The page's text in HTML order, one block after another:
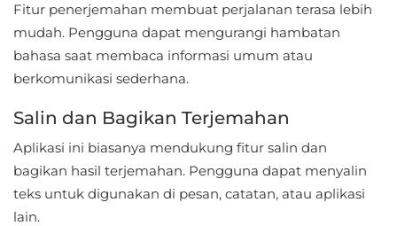
Medical
Music
&
Audio
News
&
Fitur penerjemahan membuat perjalanan terasa lebih
mudah. Pengguna dapat mengurangi hambatan
bahasa saat membaca informasi umum atau
berkomunikasi sederhana.
Salin dan Bagikan Terjemahan
Aplikasi ini biasanya mendukung fitur salin dan
bagikan hasil terjemahan. Pengguna dapat menyalin
teks untuk digunakan di pesan, catatan, atau aplikasi
lain.